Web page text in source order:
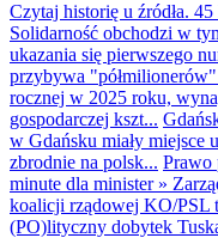
Czytaj historię u źródła.
Solidarność obchodzi w
ukazania się pierwszego
przybywa
rocznej w 2025 roku,
gospodarczej kszt...
w Gdańsku miały miejsce
zbrodnie na polsk... Prawo
minute dla minister»
koalicji rządowej KO/PSL
(PO)lityczny dobytek